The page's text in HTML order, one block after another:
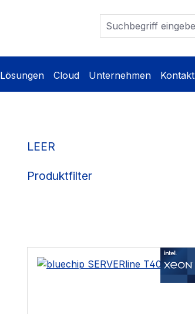
Lösungen Cloud Unternehmen Kontakt
LEER
Produktfilter